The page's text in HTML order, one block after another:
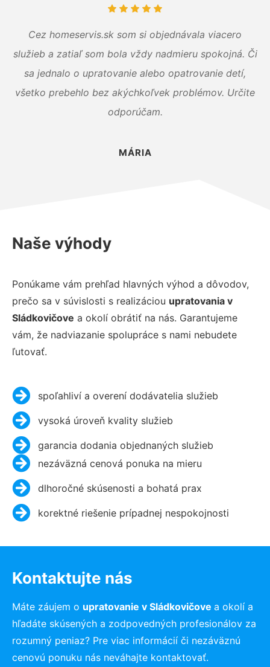
Cez homeservis.sk som si objednávala viacero
služieb a zatiaľ som bola vždy nadmieru spokojná. Či
sa jednalo o upratovanie alebo opatrovanie detí,
všetko prebehlo bez akýchkoľvek problémov. Určite
odporúčam.
MÁRIA
Naše výhody
Ponúkame vám prehľad hlavných výhod a dôvodov,
prečo sa v súvislosti s realizáciou upratovania v
Sládkovičove a okolí obrátiť na nás. Garantujeme
vám, že nadviazanie spolupráce s nami nebudete
ľutovať.
spoľahliví a overení dodávatelia služieb
vysoká úroveň kvality služieb
garancia dodania objednaných služieb
nezáväzná cenová ponuka na mieru
dlhoročné skúsenosti a bohatá prax
korektné riešenie prípadnej nespokojnosti
Kontaktujte nás
Máte záujem o upratovanie v Sládkovičove a okolí a
hľadáte skúsených a zodpovedných profesionálov za
rozumný peniaz? Pre viac informácií či nezáväznú
cenovú ponuku nás neváhajte kontaktovať.